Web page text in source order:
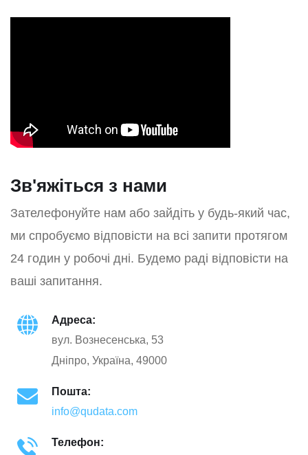
Зв'яжіться з нами
Зателефонуйте нам або зайдіть у будь-який час,
ми спробуємо відповісти на всі запити протягом
24 годин у робочі дні. Будемо раді відповісти на
ваші запитання.
Адреса:
вул. Вознесенська, 53
Дніпро, Україна, 49000
Пошта:
info@qudata.com
Телефон: